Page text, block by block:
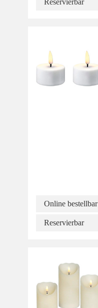
Reservierbar
Online bestellbar
Reservierbar